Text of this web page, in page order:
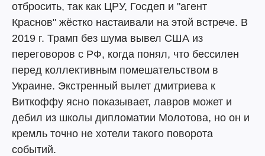
отбросить, так как ЦРУ, Госдеп и "агент
Краснов" жёстко настаивали на этой встрече. В
2019 г. Трамп без шума вывел США из
переговоров с РФ, когда понял, что бессилен
перед коллективным помешательством в
Украине. Экстренный вылет дмитриева к
Виткоффу ясно показывает, лавров может и
дебил из школы дипломатии Молотова, но он и
кремль точно не хотели такого поворота
событий.